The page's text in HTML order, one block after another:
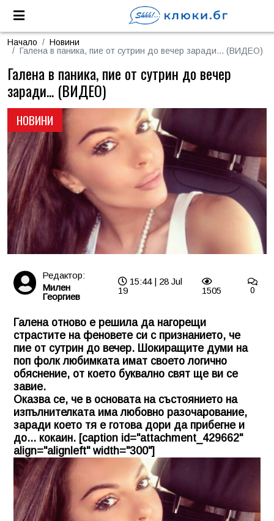
Начало
Новини
Галена в паника, пие от сутрин до вечер заради... (ВИДЕО)
НОВИНИ
Галена в паника, пие от сутрин до вечер
заради... (ВИДЕО)
Редактор:
Милен
Георгиев
15:44 | 28 Jul
19
1505 0
Галена отново е решила да нагорещи
страстите на феновете си с признанието, че
пие от сутрин до вечер. Шокиращите думи на
поп фолк любимката имат своето логично
обяснение, от което буквално свят ще ви се
завие.
Оказва се, че в основата на състоянието на
изпълнителката има любовно разочарование,
заради което тя е готова дори да прибегне и
до... кокаин. [caption id="attachment_429662"
align="alignleft" width="300"]